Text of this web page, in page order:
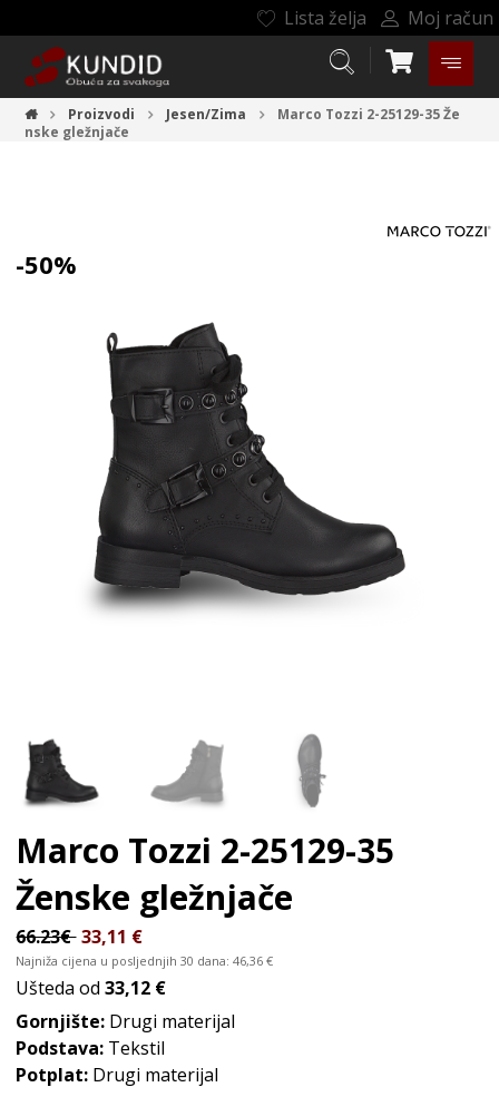
Lista želja Moj račun
Proizvodi Jesen/Zima Marco Tozzi 2-25129-35Že
nske gležnjače
-50%
Marco Tozzi 2-25129-35
Ženske gležnjače
66.23€ 33,11 €
Najniža cijena u posljednjih 30 dana:46,36€
Ušteda od33,12 €
Gornjište: Drugi materijal
Podstava: Tekstil
Potplat: Drugi materijal